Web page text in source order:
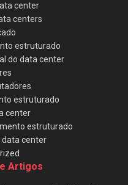
center
centers
estruturado
do data center
estruturado
center
estruturado
center
Artigos